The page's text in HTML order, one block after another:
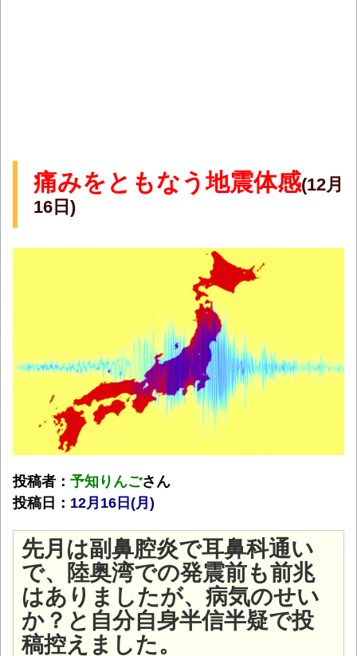
痛みをともなう地震体感(12月
16日)
投稿者： 予知りんごさん
投稿日： 12月16日(月 )
先月は副鼻腔炎で耳鼻科通い
で、陸奥湾での発震前も前兆
はありましたが、病気のせい
か？と自分自身半信半疑で投
稿控えました。